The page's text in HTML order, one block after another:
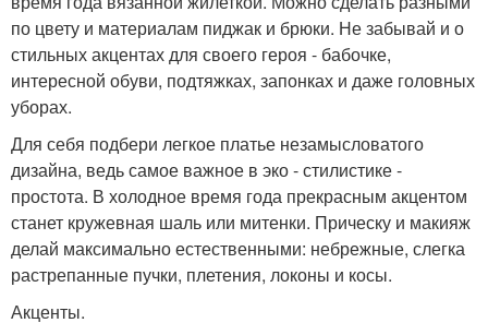
по цвету и материалам пиджак и брюки. Не забывай и о
стильных акцентах для своего героя - бабочке,
интересной обуви, подтяжках, запонках и даже головных
уборах.
Для себя подбери легкое платье незамысловатого
дизайна, ведь самое важное в эко - стилистике -
простота. В холодное время года прекрасным акцентом
станет кружевная шаль или митенки. Прическу и макияж
делай максимально естественными: небрежные, слегка
растрепанные пучки, плетения, локоны и косы.
Акценты.